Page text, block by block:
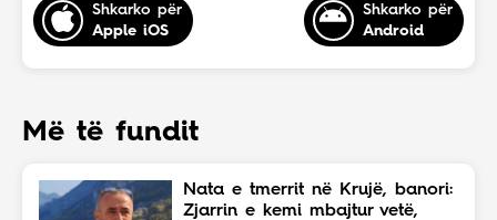
Shkarko për
Apple iOS
Shkarko për
Android
Më të fundit
Nata e tmerrit në Krujë, banori:
Zjarrin e kemi mbajtur vetë,